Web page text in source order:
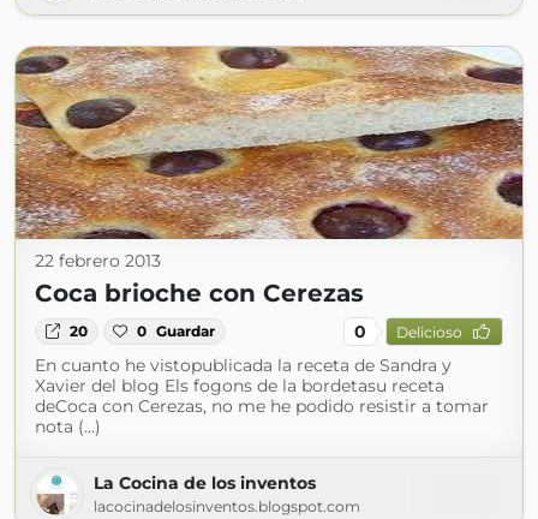
22 febrero 2013
Coca brioche con Cerezas
20 0 Guardar 0 Delicioso
En cuanto he vistopublicada la receta de Sandra y
Xavier del blog Els fogons de la bordetasu receta
deCoca con Cerezas, no me he podido resistir a tomar
nota (...)
La Cocina de los inventos
lacocinadelosinventos.blogspot.com